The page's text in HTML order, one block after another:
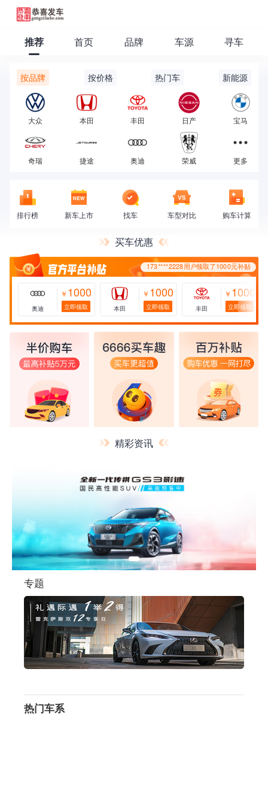
推荐 首页 品牌 车源 寻车
按品牌 按价格 热门车 新能源
大众 本田 丰田 日产 宝马
奇瑞 捷途 奥迪 荣威 更多
排行榜 新车上市 找车 车型对比 购车计算
买车优惠
173****2228用户领取了1000元补贴
奥迪
￥ 1000
立即领取 本田
￥ 1000
立即领取 丰田
￥ 1000
立即领取
精彩资讯
专题
热门车系